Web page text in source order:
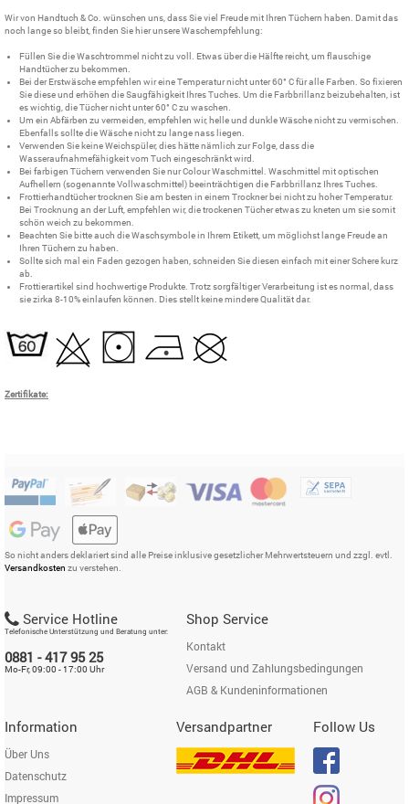
Wir von Handtuch & Co. wünschen uns, dass Sie viel Freude mit Ihren Tüchern haben. Damit das
noch lange so bleibt, finden Sie hier unsere Waschempfehlung:
Füllen Sie die Waschtrommel nicht zu voll. Etwas über die Hälfte reicht, um flauschige
Handtücher zu bekommen.
Bei der Erstwäsche empfehlen wir eine Temperatur nicht unter 60° C für alle Farben. So fixieren
Sie diese und erhöhen die Saugfähigkeit Ihres Tuches. Um die Farbbrillanz beizubehalten, ist
es wichtig, die Tücher nicht unter 60° C zu waschen.
Um ein Abfärben zu vermeiden, empfehlen wir, helle und dunkle Wäsche nicht zu vermischen.
Ebenfalls sollte die Wäsche nicht zu lange nass liegen.
Verwenden Sie keine Weichspüler, dies hätte nämlich zur Folge, dass die
Wasseraufnahmefähigkeit vom Tuch eingeschränkt wird.
Bei farbigen Tüchern verwenden Sie nur Colour Waschmittel. Waschmittel mit optischen
Aufhellern (sogenannte Vollwaschmittel) beeinträchtigen die Farbbrillanz Ihres Tuches.
Frottierhandtücher trocknen Sie am besten in einem Trockner bei nicht zu hoher Temperatur.
Bei Trocknung an der Luft, empfehlen wir, die trockenen Tücher etwas zu kneten um sie somit
schön weich zu bekommen.
Beachten Sie bitte auch die Waschsymbole in Ihrem Etikett, um möglichst lange Freude an
Ihren Tüchern zu haben.
Sollte sich mal ein Faden gezogen haben, schneiden Sie diesen einfach mit einer Schere kurz
ab.
Frottierartikel sind hochwertige Produkte. Trotz sorgfältiger Verarbeitung ist es normal, dass
sie zirka 8-10% einlaufen können. Dies stellt keine mindere Qualität dar.
Zertifikate:
So nicht anders deklariert sind alle Preise inklusive gesetzlicher Mehrwertsteuern und zzgl. evtl.
Versandkosten zu verstehen.
Service Hotline
Telefonische Unterstützung und Beratung unter:
0881 - 417 95 25
Mo-Fr, 09:00 - 17:00 Uhr
Shop Service
Kontakt
Versand und Zahlungsbedingungen
AGB & Kundeninformationen
Information
Über Uns
Datenschutz
Impressum
Versandpartner Follow Us